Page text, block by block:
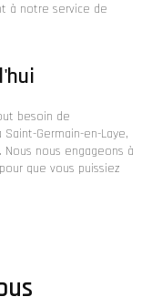
à notre service de
besoin de
Saint-Germain-en-Laye,
Nous nous engageons à
que vous puissiez